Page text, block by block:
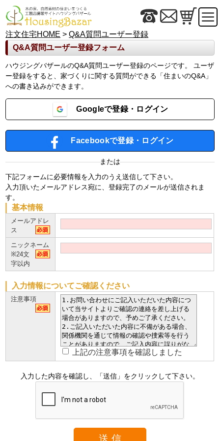
注文住宅HOME >Q&A質問ユーザー登録
Q&A質問ユーザー登録フォーム
ハウジングバザールのQ&A質問ユーザー登録のページです。 ユーザ
ー登録をすると、家づくりに関する質問ができる「住まいのQ&A」
への書き込みができます。
Googleで登録・ログイン
Facebookで登録・ログイン
または
下記フォームに必要情報を入力のうえ送信して下さい。
入力頂いたメールアドレス宛に、登録完了のメールが送信されま
す。
基本情報
メールアドレ
ス
ニックネーム
※24文
字以内
入力情報についてご確認ください
注意事項
上記の注意事項を確認しました
入力した内容を確認し、「送信」をクリックして下さい。